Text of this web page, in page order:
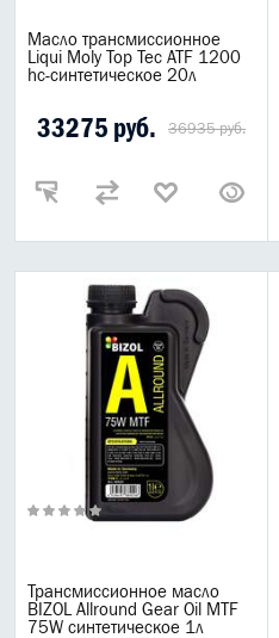
Масло трансмиссионное
Liqui Moly Top Tec ATF 1200
hc-синтетическое 20л
33275 руб. 36935 руб.
Трансмиссионное масло
BIZOL Allround Gear Oil MTF
75W синтетическое 1л